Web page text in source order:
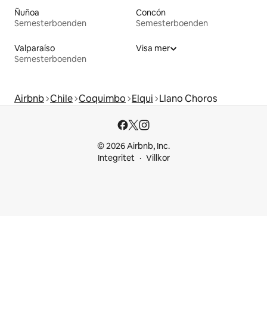
Ñuñoa
Semesterboenden
Concón
Semesterboenden
Valparaíso
Semesterboenden
Visa mer
Airbnb Chile Coquimbo Elqui Llano Choros
© 2026 Airbnb, Inc.
Integritet
Villkor